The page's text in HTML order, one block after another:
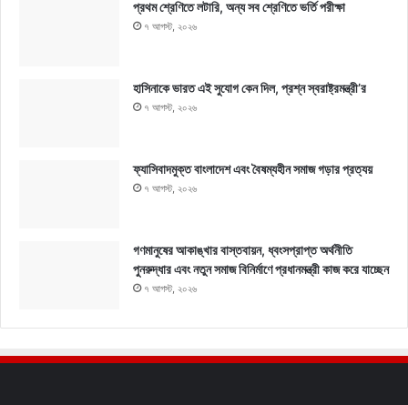
প্রথম শ্রেণিতে লটারি, অন্য সব শ্রেণিতে ভর্তি পরীক্ষা
৭ আগস্ট, ২০২৬
হাসিনাকে ভারত এই সুযোগ কেন দিল, প্রশ্ন স্বরাষ্ট্রমন্ত্রী’র
৭ আগস্ট, ২০২৬
ফ্যাসিবাদমুক্ত বাংলাদেশ এবং বৈষম্যহীন সমাজ গড়ার প্রত্যয়
৭ আগস্ট, ২০২৬
গণমানুষের আকাঙ্খার বাস্তবায়ন, ধ্বংসপ্রাপ্ত অর্থনীতি
পুনরুদ্ধার এবং নতুন সমাজ বিনির্মাণে প্রধানমন্ত্রী কাজ করে যাচ্ছেন
৭ আগস্ট, ২০২৬